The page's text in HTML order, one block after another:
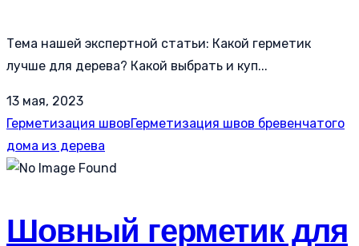
Тема нашей экспертной статьи: Какой герметик
лучше для дерева? Какой выбрать и куп...
13 мая, 2023
Герметизация швовГерметизация швов бревенчатого
дома из дерева
Шовный герметик для